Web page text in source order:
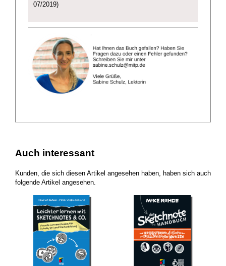
07/2019)
Auch interessant
Kunden, die sich diesen Artikel angesehen haben, haben sich auch
folgende Artikel angesehen.